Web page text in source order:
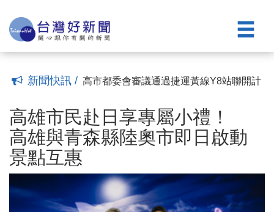
新聞快訊 /
條、檢驗結果與粗油流向應申報
(22:09)
高雄親子遊樂園區8/8開園營運 交通攻略
大公開
高雄凱旋青樹社宅43零星戶招租 8/10至
8/31受理申請(07:00)
飛傲科技「機器人創新中心」進駐高軟
(22:51)
台 高市府8/16前多景點亮橘燈光慶賀
高市都委會審議通過捷運黃線Y8站聯開計
縣陸奧市即日啟動景點互惠(00:07)
大林蒲遷村進度穩健推進 安置地街廓道
路成型(07:20)
不解黨中央決議開除終身黨員資格 莊貽
量宣布退黨民眾黨
(15:20)
台日城市跨國馳援 陳其邁攜手北九州送
條、檢驗結果與粗油流向應申報(22:09)
高雄親子遊樂園區8/8開園營運 交通攻略
大公開
(08:00)
高雄凱旋青樹社宅43零星戶招租 8/10至
8/31受理申請(07:00)
飛傲科技「機器人創新中心」進駐高軟
高雄市民赴日享專屬小禮！
高雄與青森縣陸奧市即日啟動
景點互惠